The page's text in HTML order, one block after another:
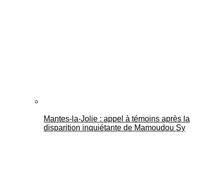
Mantes-la-Jolie : appel à témoins après la
disparition inquiétante de Mamoudou Sy